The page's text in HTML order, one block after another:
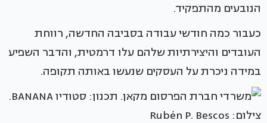
הנובעים מהתפקיד.
כעבור כמה חודשי עבודה בסביבה החדשה, רווחת
העובדים והיצירתיות שלהם עלו דרמטית, והדבר השפיע
במידה ניכרת על העסקים שנעשו באותה תקופה.